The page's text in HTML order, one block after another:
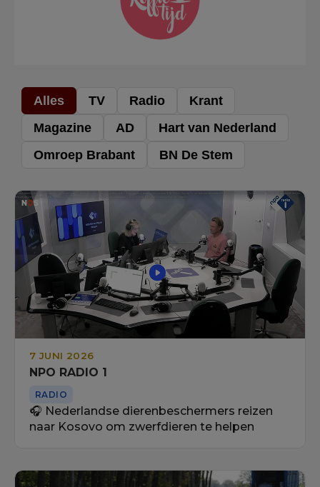
Alles TV Radio
Krant
Magazine
AD
Hart van Nederland
Omroep Brabant
BN De Stem
7 JUNI 2026
NPO RADIO 1
RADIO
🎧 Nederlandse dierenbeschermers reizen
naar Kosovo om zwerfdieren te helpen